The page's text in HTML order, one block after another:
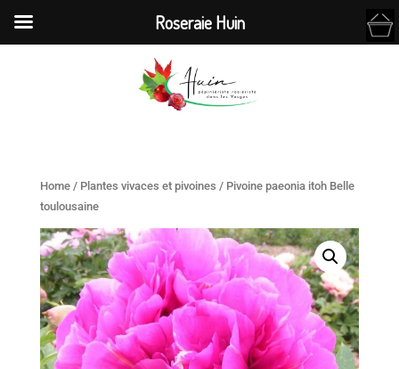
Home/ Plantes vivaces et pivoines / Pivoine paeonia itoh Belle
toulousaine
Roseraie Huin